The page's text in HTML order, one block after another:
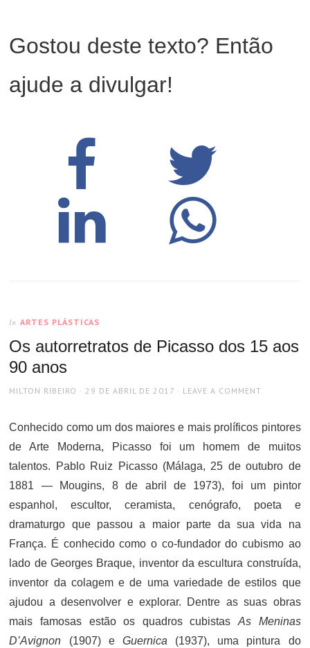
Gostou deste texto? Então
ajude a divulgar!
In ARTES PLÁSTICAS
Os autorretratos de Picasso dos 15 aos
90 anos
AUTHOR
MILTON RIBEIRO
POSTED
29 DE ABRIL DE 2017 LEAVE A COMMENT
Conhecido como um dos maiores e mais prolíficos pintores
de Arte Moderna, Picasso foi um homem de muitos
talentos. Pablo Ruiz Picasso (Málaga, 25 de outubro de
1881 — Mougins, 8 de abril de 1973), foi um pintor
espanhol, escultor, ceramista, cenógrafo, poeta e
dramaturgo que passou a maior parte da sua vida na
França. É conhecido como o co-fundador do cubismo ao
lado de Georges Braque, inventor da escultura construída,
inventor da colagem e de uma variedade de estilos que
ajudou a desenvolver e explorar. Dentre as suas obras
mais famosas estão os quadros cubistas As Meninas
D’Avignon (1907) e Guernica (1937), uma pintura do